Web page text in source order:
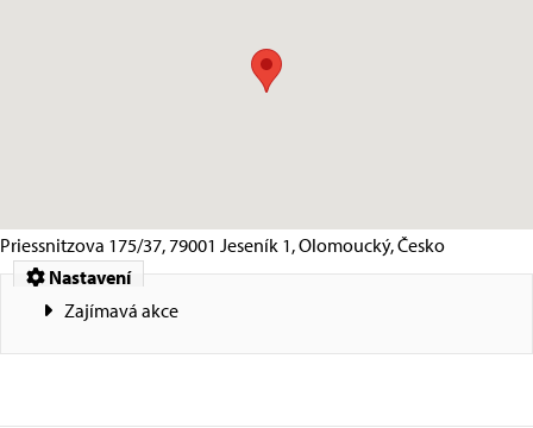
Priessnitzova 175/37, 79001 Jeseník 1, Olomoucký, Česko
Nastavení
Zajímavá akce